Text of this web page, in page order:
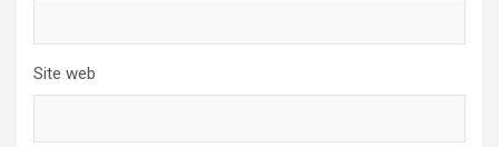
Site web